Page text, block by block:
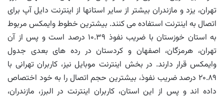
تهران، یزد و مازندران بیشتر از سایر استانها از اینترنت دایل آپ برای
اتصال به اینترنت استفاده می کنند. بیشترین خطوط وایمکس مربوط
به استان خوزستان با ضریب نفوذ ۱۰.۳۹ درصد است و پس از آن
تهران، هرمزگان، اصفهان و کردستان در رده های بعدی جدول
وایمکس قرار دارند. در بخش اینترنت موبایل نیز، کاربران تهرانی با
۲۰.۸۹ درصد ضریب نفوذ، بیشترین حجم اتصال را به خود اختصاص
داده اند و پس از این استان، کاربران اینترنت در البرز، مازندران،